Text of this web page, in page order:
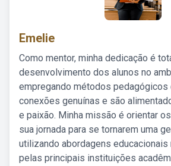
Emelie
Como mentor, minha dedicação é
desenvolvimento dos alunos no
empregando métodos pedagógicos
conexões genuínas e são
e paixão. Minha missão é orientar
sua jornada para se tornarem uma
utilizando abordagens educacionais
pelas principais instituições